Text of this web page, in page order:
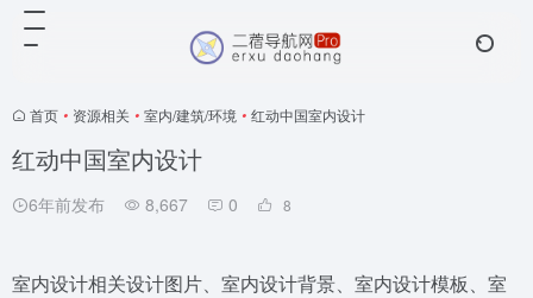
首页 • 资源相关 • 室内/建筑/环境 • 红动中国室内设计
红动中国室内设计
6年前发布 8,667 0 8
室内设计相关设计图片、室内设计背景、室内设计模板、室